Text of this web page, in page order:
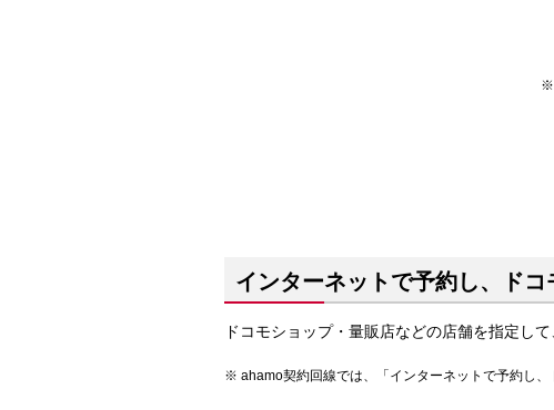
インターネットで予約し、ド
ドコモショップ・量販店などの店舗を指定し
ahamo契約回線では、「インターネットで予約し